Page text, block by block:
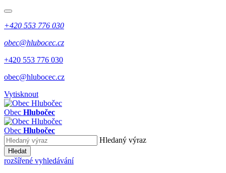
+420 553 776 030
obec@hlubocec.cz
+420 553 776 030
obec@hlubocec.cz
Vytisknout
Obec Hlubočec
Obec Hlubočec
Hledaný výraz
Hledat
rozšířené vyhledávání